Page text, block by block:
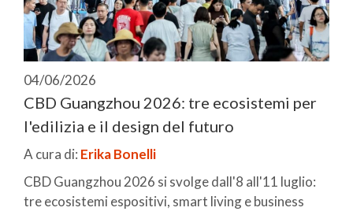
04/06/2026
CBD Guangzhou 2026: tre ecosistemi per
l'edilizia e il design del futuro
A cura di: Erika Bonelli
CBD Guangzhou 2026 si svolge dall'8 all'11 luglio:
tre ecosistemi espositivi, smart living e business